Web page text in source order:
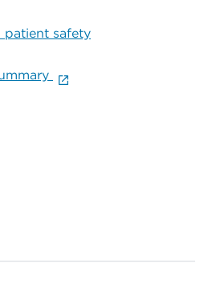
patient safety